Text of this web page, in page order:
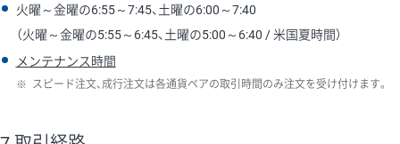
火曜～金曜の6:55～7:45、土曜の6:00～7:40
（火曜～金曜の5:55～6:45、土曜の5:00～6:40 / 米国夏時間）
メンテナンス時間
※ スピード注文、成行注文は各通貨ペアの取引時間のみ注文を受け付けます。